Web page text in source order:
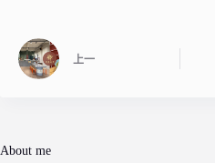
上一
About me